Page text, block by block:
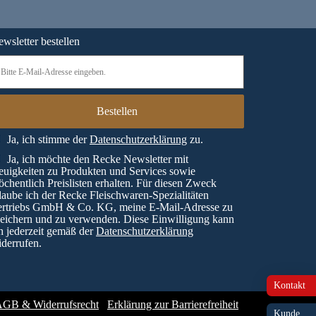
Kontakt
Kunde
bestellen
Ja, ich stimme derDatenschutzerklärung zu.
Ja, ich möchte den Recke Newsletter mit
zu Produkten und Services sowie
Preislisten erhalten. Für diesen Zweck
ich der Recke Fleischwaren-Spezialitäten
GmbH & Co. KG, meine E-Mail-Adresse zu
und zu verwenden. Diese Einwilligung kann
jederzeit gemäß derDatenschutzerklärung
& Widerrufsrecht Erklärung zur Barrierefreiheit